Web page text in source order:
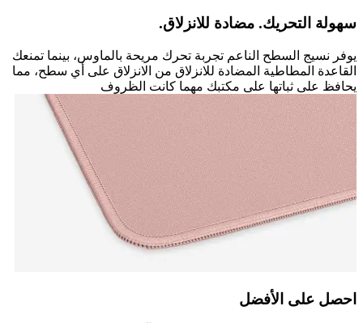
سهولة التحريك. مضادة للانزلاق.
يوفر نسيج السطح الناعم تجربة تحرك مريحة بالماوس، بينما تمنعك
القاعدة المطاطية المضادة للانزلاق من الانزلاق على أي سطح، مما
يحافظ على ثباتها على مكتبك مهما كانت الظروف
احصل على الأفضل